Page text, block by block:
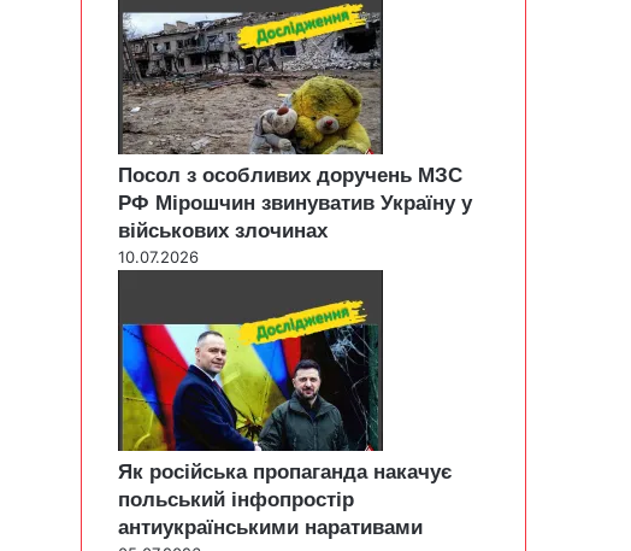
Посол з особливих доручень МЗС
РФ Мірошчин звинуватив Україну у
військових злочинах
10.07.2026
Як російська пропаганда накачує
польський інфопростір
антиукраїнськими наративами